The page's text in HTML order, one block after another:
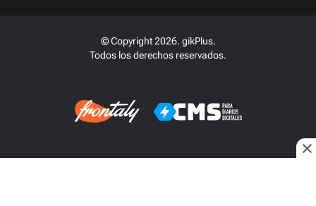
© Copyright 2026. gikPlus.
Todos los derechos reservados.